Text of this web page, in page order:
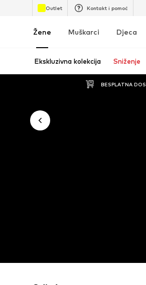
Outlet Kontakt i pomoć
Žene Muškarci Djeca
Ekskluzivna kolekcija Sniženje
BESPLATNA